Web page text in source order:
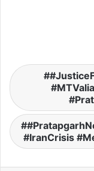
#IranCrisis